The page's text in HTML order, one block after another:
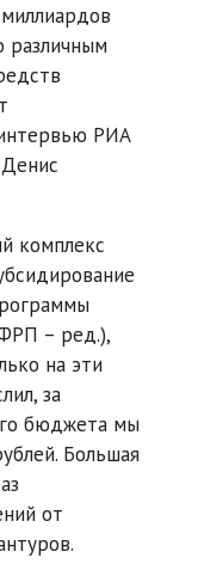
различным
РИА
комплекс
– ред.),
на эти
за
бюджета мы
Большая
от